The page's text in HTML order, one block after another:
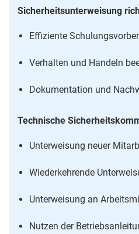
Sicherheitsunterweisung
Effiziente
Verhalten und Handeln
Dokumentation und
Technische
Unterweisung neuer
Wiederkehrende
Unterweisung an
Nutzen der